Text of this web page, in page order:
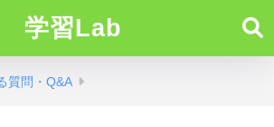
学習Lab
質問・Q&A